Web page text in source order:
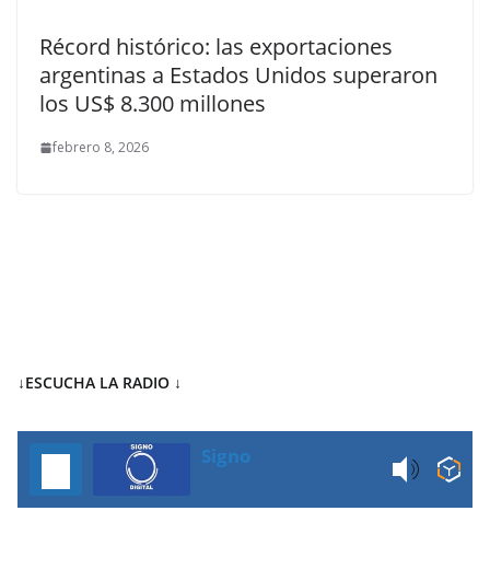
Récord histórico: las exportaciones
argentinas a Estados Unidos superaron
los US$ 8.300 millones
febrero 8, 2026
↓ESCUCHA LA RADIO ↓
Signo